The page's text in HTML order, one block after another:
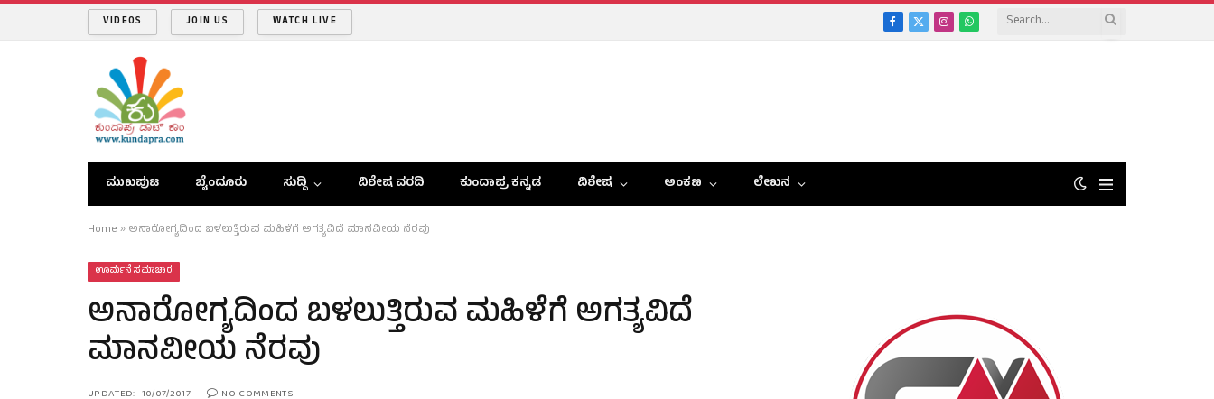
VIDEOS JOIN US WATCH LIVE Facebook
X
InstagramWhatsApp
ಮುಖಪುಟ ಬೈಂದೂರು ಸುದ್ದಿ ವಿಶೇಷ ವರದಿ ಕುಂದಾಪ್ರ ಕನ್ನಡ ವಿಶೇಷ ಅಂಕಣ ಲೇಖನ
Home » ಅನಾರೋಗ್ಯದಿಂದ ಬಳಲುತ್ತಿರುವ ಮಹಿಳೆಗೆ ಅಗತ್ಯವಿದೆ ಮಾನವೀಯ ನೆರವು
ಊರ್ಮನೆ ಸಮಾಚಾರ
ಅನಾರೋಗ್ಯದಿಂದ ಬಳಲುತ್ತಿರುವ ಮಹಿಳೆಗೆ ಅಗತ್ಯವಿದೆ
ಮಾನವೀಯ ನೆರವು
UPDATED: 10/07/2017 NO COMMENTS